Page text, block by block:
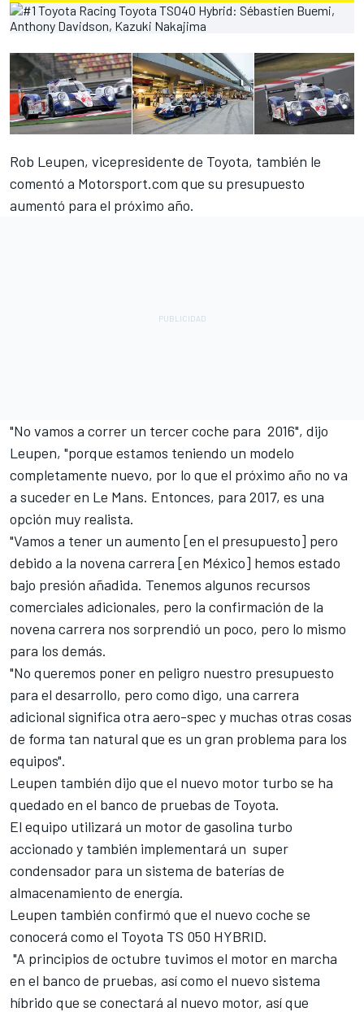
Rob Leupen, vicepresidente de Toyota, también le
comentó a Motorsport.com que su presupuesto
aumentó para el próximo año.
"No vamos a correr un tercer coche para 2016", dijo
Leupen, "porque estamos teniendo un modelo
completamente nuevo, por lo que el próximo año no va
a suceder en Le Mans. Entonces, para 2017, es una
opción muy realista.
"Vamos a tener un aumento [en el presupuesto] pero
debido a la novena carrera [en México] hemos estado
bajo presión añadida. Tenemos algunos recursos
comerciales adicionales, pero la confirmación de la
novena carrera nos sorprendió un poco, pero lo mismo
para los demás.
"No queremos poner en peligro nuestro presupuesto
para el desarrollo, pero como digo, una carrera
adicional significa otra aero-spec y muchas otras cosas
de forma tan natural que es un gran problema para los
equipos".
Leupen también dijo que el nuevo motor turbo se ha
quedado en el banco de pruebas de Toyota.
El equipo utilizará un motor de gasolina turbo
accionado y también implementará un super
condensador para un sistema de baterías de
almacenamiento de energía.
Leupen también confirmó que el nuevo coche se
conocerá como el Toyota TS 050 HYBRID.
"A principios de octubre tuvimos el motor en marcha
en el banco de pruebas, así como el nuevo sistema
híbrido que se conectará al nuevo motor, así que